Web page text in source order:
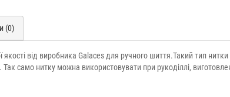
(0)
якості від виробника Galaces для ручного шиття.Такий тип
Так само нитку можна використовувати при рукоділлі,